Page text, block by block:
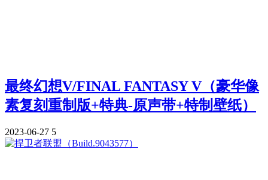
最终幻想V/FINAL FANTASY V（豪华像
素复刻重制版+特典-原声带+特制壁纸）
2023-06-27 5